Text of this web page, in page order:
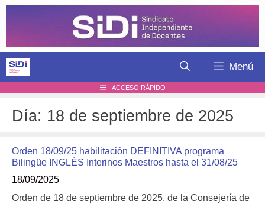
Saltar
Menú
ACCESO RÁPIDO
Día: 18 de septiembre de 2025
Orden 18/09/25 habilitación DEFINITIVA programa
Bilingüe INGLÉS Interinos Maestros hasta el 31/08/25
18/09/2025
Orden de 18 de septiembre de 2025, de la Consejería de